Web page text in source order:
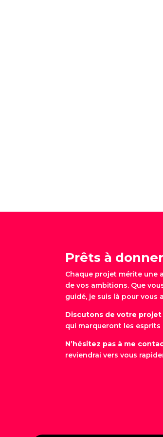
Prêts à
Chaque projet mérite une
de vos ambitions. Que
guidé, je suis là pour vous
Discutons de votre projet
qui marqueront les
N’hésitez pas à me
reviendrai vers vous